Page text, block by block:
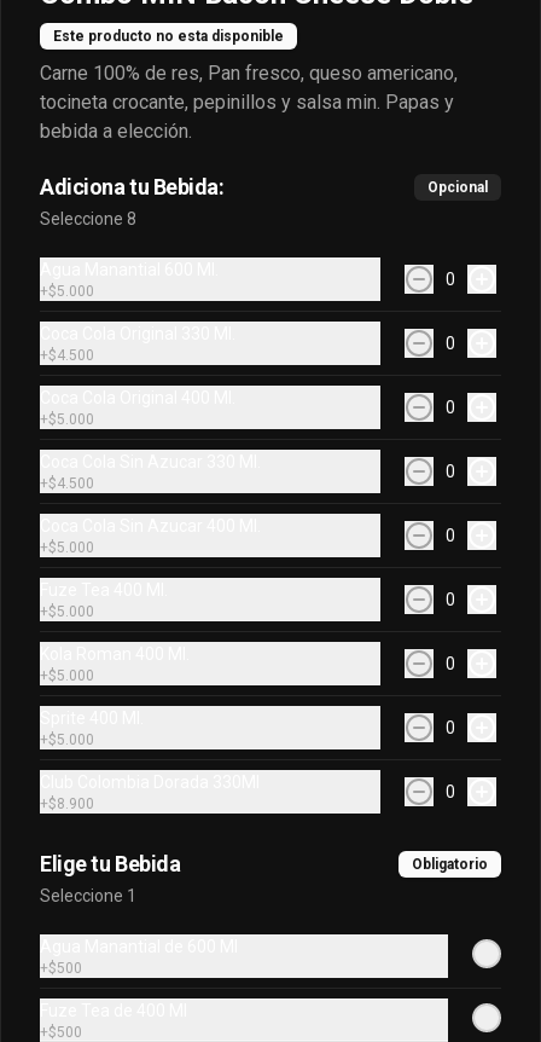
$8.900
Hatsu Rojo 400 Ml
Soda Bretaña 300 Ml
Soda Bretaña 300 Ml
$7.900
Soda Hatsu Uva Blanca
Soda Scheppes 400Ml
Este producto no esta disponible
Carne 100% de res, Pan fresco, queso americano,
tocineta crocante, pepinillos y salsa min. Papas y
bebida a elección.
Adiciona tu Bebida: Opcional
Seleccione 8
+$5.000
0
+$4.500
0
+$5.000
0
+$4.500
0
+$5.000
0
+$5.000
0
+$5.000
0
+$5.000
0
+$8.900
0
Elige tu Bebida Obligatorio
Seleccione 1
+$500
+$500